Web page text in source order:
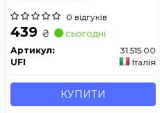
0 відгуків
439 ₴ сьогодні
Артикул:
31.515.00
UFI
Італія
КУПИТИ